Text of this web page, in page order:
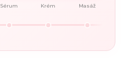
Sérum Krém Masáž